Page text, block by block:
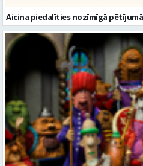
Aicina piedalīties nozīmīgā